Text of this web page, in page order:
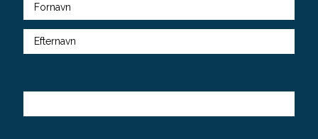
Fulde
navn